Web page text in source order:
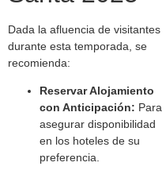
Dada la afluencia de visitantes
durante esta temporada, se
recomienda:
Reservar Alojamiento
con Anticipación: Para
asegurar disponibilidad
en los hoteles de su
preferencia.